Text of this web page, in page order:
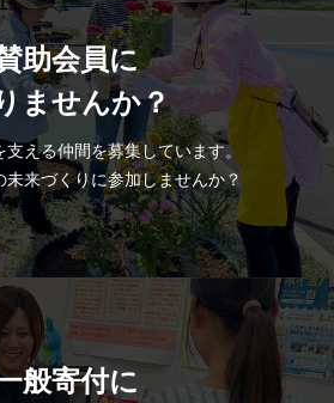
助会員に
ませんか？
える仲間を募集しています。
未来づくりに参加しませんか？
般寄付に